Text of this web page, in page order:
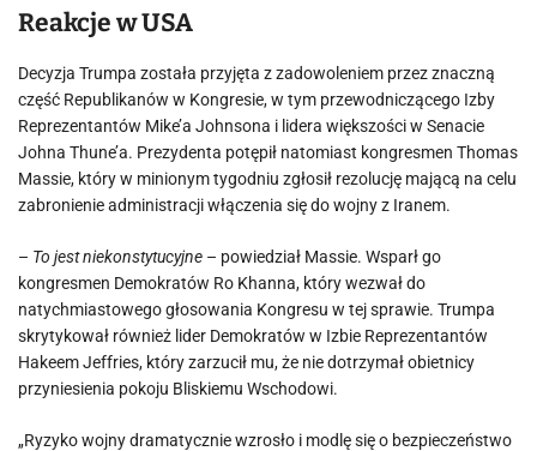
Reakcje w USA
Decyzja Trumpa została przyjęta z zadowoleniem przez znaczną
część Republikanów w Kongresie, w tym przewodniczącego Izby
Reprezentantów Mike’a Johnsona i lidera większości w Senacie
Johna Thune’a. Prezydenta potępił natomiast kongresmen Thomas
Massie, który w minionym tygodniu zgłosił rezolucję mającą na celu
zabronienie administracji włączenia się do wojny z Iranem.
– To jest niekonstytucyjne – powiedział Massie. Wsparł go
kongresmen Demokratów Ro Khanna, który wezwał do
natychmiastowego głosowania Kongresu w tej sprawie. Trumpa
skrytykował również lider Demokratów w Izbie Reprezentantów
Hakeem Jeffries, który zarzucił mu, że nie dotrzymał obietnicy
przyniesienia pokoju Bliskiemu Wschodowi.
„Ryzyko wojny dramatycznie wzrosło i modlę się o bezpieczeństwo